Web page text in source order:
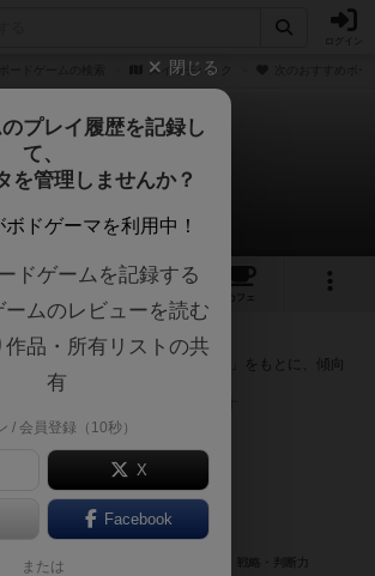
スイッチバック
スイッチバック
次のおすすめボードゲーム
1
カフェ
が好きな方へのおすすめ
ジで投票された「プレイ感の評価」をもとに、傾向
ンキング形式で紹介します。
閉じる
プレイ履歴を記録し
て、
を管理しませんか？
ボドゲーマを利用中！
ドゲームを記録する
ムのレビューを読む
作品・所有リストの共
有
/ 会員登録（10秒）
X
Facebook
または